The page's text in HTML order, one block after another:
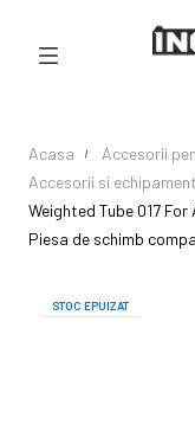
Acasa
Accesorii
Accesorii si
Weighted Tube 017
Piesa de schimb
STOC EPUIZAT